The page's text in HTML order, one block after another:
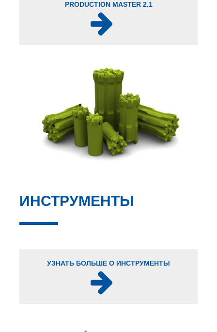
PRODUCTION MASTER 2.1
ИНСТРУМЕНТЫ
УЗНАТЬ БОЛЬШЕ О ИНСТРУМЕНТЫ